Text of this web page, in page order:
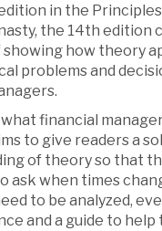
in the
the 14th edition
how theory
problems and
financial
to give readers a
of theory so that
ask when times
to be analyzed,
and a guide to help